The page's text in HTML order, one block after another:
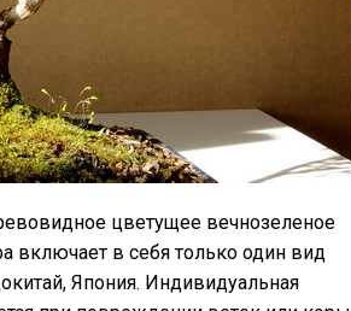
цветущее вечнозеленое
включает в себя только один вид
Япония. Индивидуальная